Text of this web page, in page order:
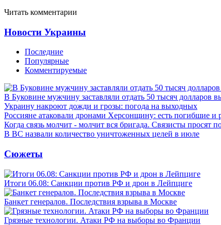
Читать комментарии
Новости Украины
Последние
Популярные
Комментируемые
В Буковине мужчину заставляли отдать 50 тысяч долларов
Украину накроют дожди и грозы: погода на выходных
Россияне атаковали дронами Херсонщину: есть погибшие и
Когда связь молчит - молчит вся бригада. Связисты просят
В ВС назвали количество уничтоженных целей в июле
Сюжеты
Итоги 06.08: Санкции против РФ и дрон в Лейпциге
Банкет генералов. Последствия взрыва в Москве
Грязные технологии. Атаки РФ на выборы во Франции